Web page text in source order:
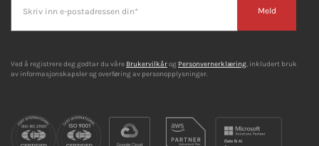
Meld
Ved å registrere deg godtar du våre Brukervilkårog Personvernerklæring, inkludert bruk
av informasjonskapsler og overføring av personopplysninger.